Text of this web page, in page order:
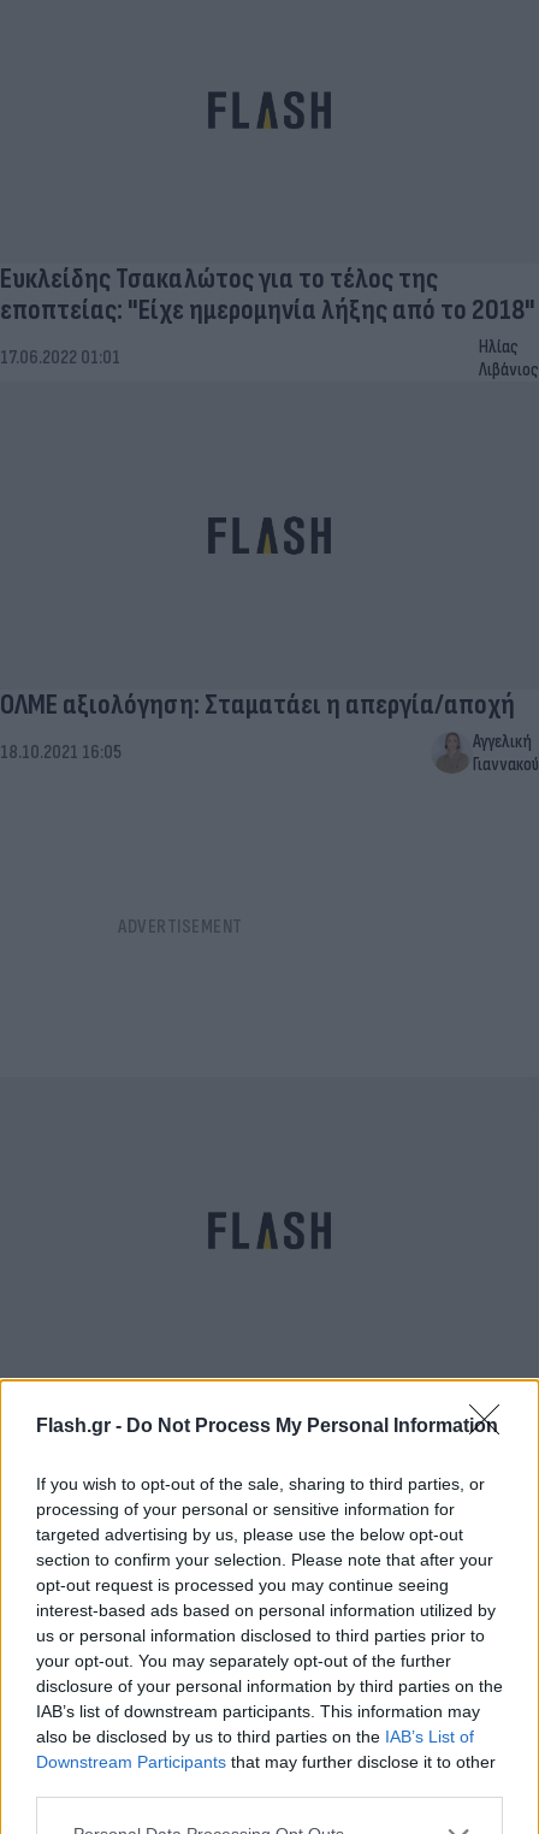
Flash.gr - Do Not Process My Personal Information
If you wish to opt-out of the sale, sharing to third parties, or
processing of your personal or sensitive information for
targeted advertising by us, please use the below opt-out
section to confirm your selection. Please note that after your
opt-out request is processed you may continue seeing
interest-based ads based on personal information utilized by
us or personal information disclosed to third parties prior to
your opt-out. You may separately opt-out of the further
disclosure of your personal information by third parties on the
IAB’s list of downstream participants. This information may
also be disclosed by us to third parties on the IAB’s List of
Downstream Participants that may further disclose it to other
Please note that this website/app uses one or more Google
Ευκλείδης Τσακαλώτος για το τέλος της
εποπτείας: "Είχε ημερομηνία λήξης από το 2018"
17.06.2022 01:01
Ηλίας
Λιβάνιος
ΟΛΜΕ αξιολόγηση: Σταματάει η απεργία/αποχή
18.10.2021 16:05
Αγγελική
Γιαννακού
Εφετείο Εκπαιδευτικοί: Μαζική και δυναμική η
σημερινή κινητοποίηση
11.10.2021 15:04
Σαραντοπούλου
Συλλαλητήριο εκπαιδευτικών: Συγκέντρωση